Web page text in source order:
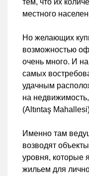
местного
Но желающих
возможностью
очень много. И
самых
удачным
на
(Altıntaş
Именно там
возводят
уровня, которые
жильем для